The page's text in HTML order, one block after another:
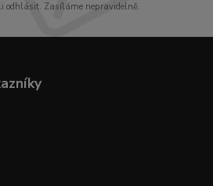
odhlásit. Zasíláme nepravidelně.